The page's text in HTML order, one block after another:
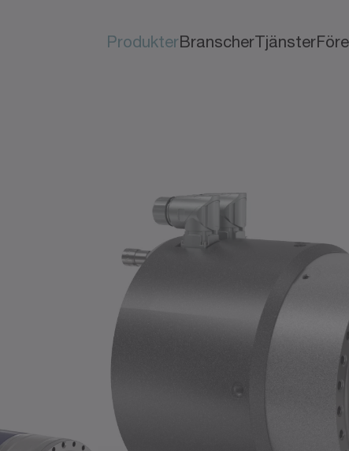
ProdukterBranscherTjänster